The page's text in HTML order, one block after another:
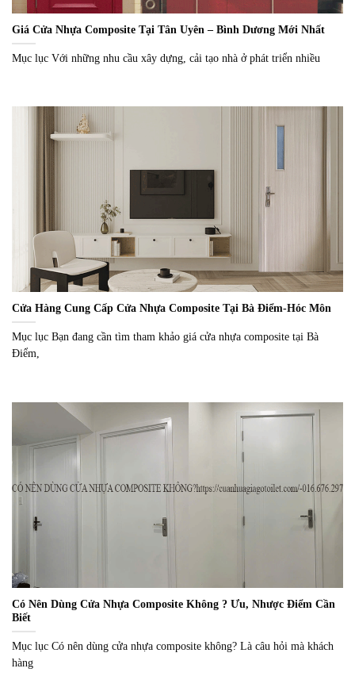
Giá Cửa Nhựa Composite Tại Tân Uyên – Bình Dương Mới Nhất
Mục lục Với những nhu cầu xây dựng, cải tạo nhà ở phát triển nhiều
Cửa Hàng Cung Cấp Cửa Nhựa Composite Tại Bà Điểm-Hóc Môn
Mục lục Bạn đang cần tìm tham khảo giá cửa nhựa composite tại Bà
Điểm,
Có Nên Dùng Cửa Nhựa Composite Không ? Ưu, Nhược Điểm Cần
Biết
Mục lục Có nên dùng cửa nhựa composite không? Là câu hỏi mà khách
hàng